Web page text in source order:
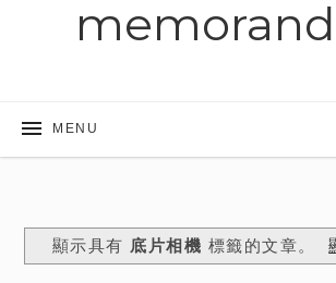
顯示具有 底片相機 標籤的文章。